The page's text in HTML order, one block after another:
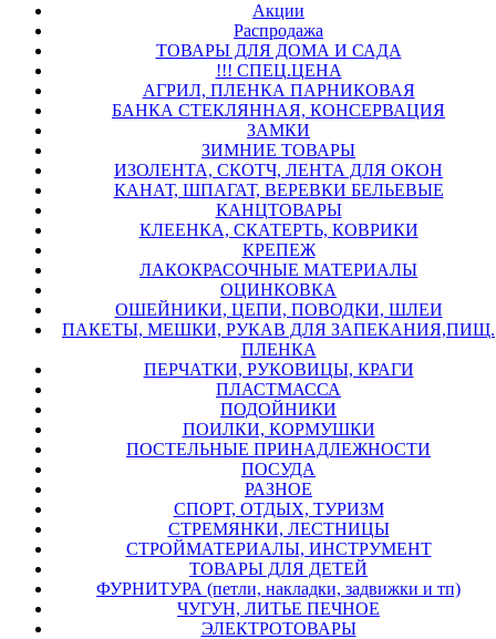
Акции
Распродажа
ТОВАРЫ ДЛЯ ДОМА И САДА
!!! СПЕЦ.ЦЕНА
АГРИЛ, ПЛЕНКА ПАРНИКОВАЯ
БАНКА СТЕКЛЯННАЯ, КОНСЕРВАЦИЯ
ЗАМКИ
ЗИМНИЕ ТОВАРЫ
ИЗОЛЕНТА, СКОТЧ, ЛЕНТА ДЛЯ ОКОН
КАНАТ, ШПАГАТ, ВЕРЕВКИ БЕЛЬЕВЫЕ
КАНЦТОВАРЫ
КЛЕЕНКА, СКАТЕРТЬ, КОВРИКИ
КРЕПЕЖ
ЛАКОКРАСОЧНЫЕ МАТЕРИАЛЫ
ОЦИНКОВКА
ОШЕЙНИКИ, ЦЕПИ, ПОВОДКИ, ШЛЕИ
ПАКЕТЫ, МЕШКИ, РУКАВ ДЛЯ ЗАПЕКАНИЯ,ПИЩ.
ПЛЕНКА
ПЕРЧАТКИ, РУКОВИЦЫ, КРАГИ
ПЛАСТМАССА
ПОДОЙНИКИ
ПОИЛКИ, КОРМУШКИ
ПОСТЕЛЬНЫЕ ПРИНАДЛЕЖНОСТИ
ПОСУДА
РАЗНОЕ
СПОРТ, ОТДЫХ, ТУРИЗМ
СТРЕМЯНКИ, ЛЕСТНИЦЫ
СТРОЙМАТЕРИАЛЫ, ИНСТРУМЕНТ
ТОВАРЫ ДЛЯ ДЕТЕЙ
ФУРНИТУРА (петли, накладки, задвижки и тп)
ЧУГУН, ЛИТЬЕ ПЕЧНОЕ
ЭЛЕКТРОТОВАРЫ